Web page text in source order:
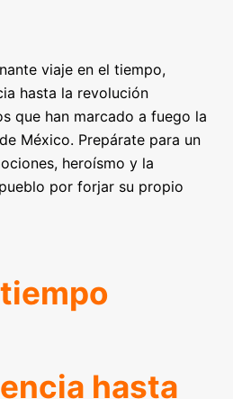
viaje en el tiempo,
hasta la revolución
que han marcado a fuego la
México. Prepárate para un
heroísmo y la
por forjar su propio
hasta